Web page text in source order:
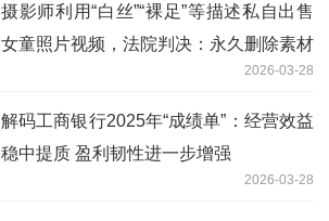
摄影师利用“白丝”“裸足”等描述私自出售
女童照片视频，法院判决：永久删除素材
2026-03-28
解码工商银行2025年“成绩单”：经营效益
稳中提质 盈利韧性进一步增强
2026-03-28